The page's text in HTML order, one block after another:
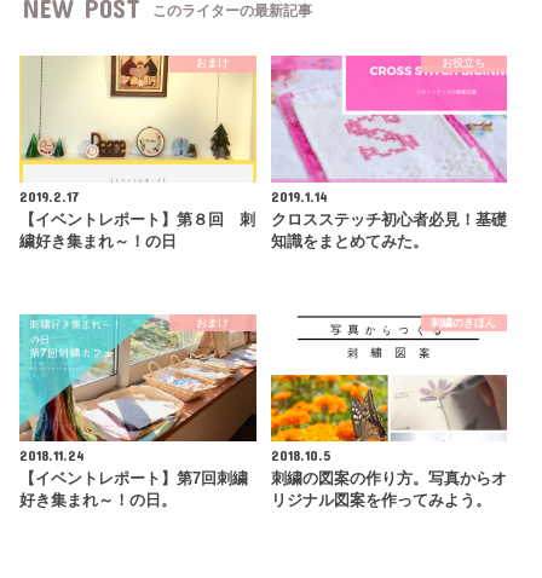
NEW POST このライターの最新記事
おまけ
2019.2.17
【イベントレポート】第８回 刺
繍好き集まれ～！の日
お役立ち
2019.1.14
クロスステッチ初心者必見！基礎
知識をまとめてみた。
おまけ
2018.11.24
【イベントレポート】第7回刺繍
好き集まれ～！の日。
刺繍のきほん
2018.10.5
刺繍の図案の作り方。写真からオ
リジナル図案を作ってみよう。